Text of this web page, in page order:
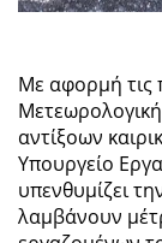
Με αφορμή τις
αντίξοων
Υπουργείο
υπενθυμίζει
λαμβάνουν